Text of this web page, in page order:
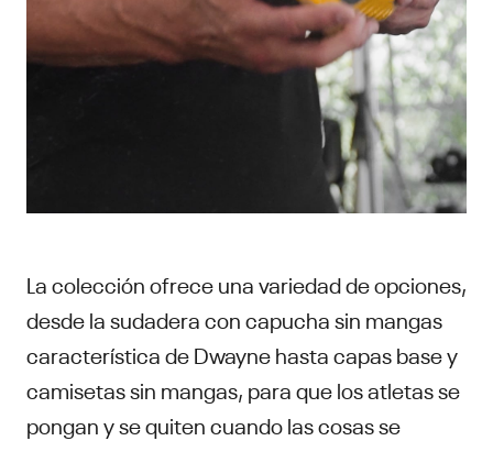
La colección ofrece una variedad de opciones,
desde la sudadera con capucha sin mangas
característica de Dwayne hasta capas base y
camisetas sin mangas, para que los atletas se
pongan y se quiten cuando las cosas se